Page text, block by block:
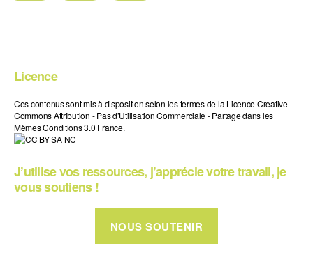
Licence
Ces contenus sont mis à disposition selon les termes de la Licence Creative
Commons Attribution - Pas d’Utilisation Commerciale - Partage dans les
Mêmes Conditions 3.0 France.
J’utilise vos ressources, j’apprécie votre travail, je
vous soutiens !
NOUS SOUTENIR